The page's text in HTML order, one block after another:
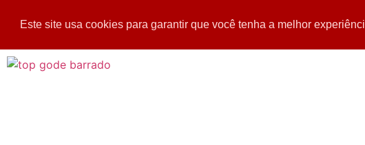
Este site usa cookies para garantir que você tenha a melhor